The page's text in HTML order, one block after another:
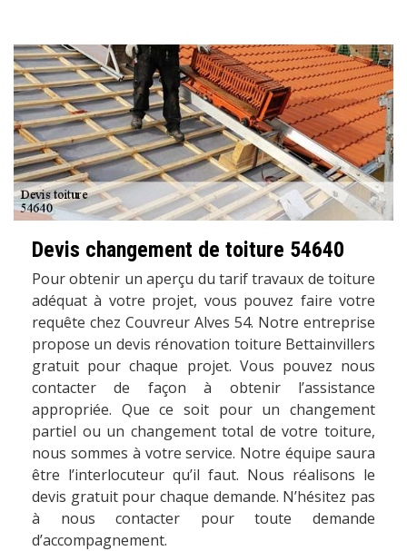
Devis changement de toiture 54640
Pour obtenir un aperçu du tarif travaux de toiture
adéquat à votre projet, vous pouvez faire votre
requête chez Couvreur Alves 54. Notre entreprise
propose un devis rénovation toiture Bettainvillers
gratuit pour chaque projet. Vous pouvez nous
contacter de façon à obtenir l’assistance
appropriée. Que ce soit pour un changement
partiel ou un changement total de votre toiture,
nous sommes à votre service. Notre équipe saura
être l’interlocuteur qu’il faut. Nous réalisons le
devis gratuit pour chaque demande. N’hésitez pas
à nous contacter pour toute demande
d’accompagnement.